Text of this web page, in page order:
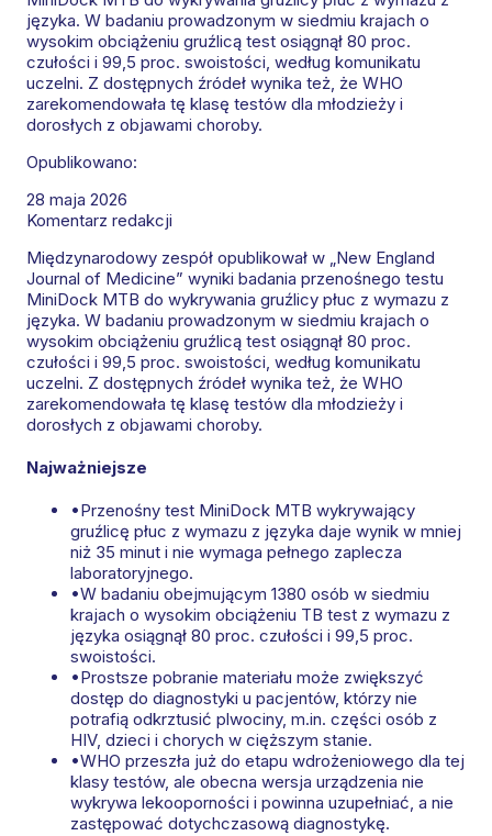
języka. W badaniu prowadzonym w siedmiu krajach o
wysokim obciążeniu gruźlicą test osiągnął 80 proc.
czułości i 99,5 proc. swoistości, według komunikatu
uczelni. Z dostępnych źródeł wynika też, że WHO
zarekomendowała tę klasę testów dla młodzieży i
dorosłych z objawami choroby.
Opublikowano:
28 maja 2026
Komentarz redakcji
Międzynarodowy zespół opublikował w „New England
Journal of Medicine” wyniki badania przenośnego testu
MiniDock MTB do wykrywania gruźlicy płuc z wymazu z
języka. W badaniu prowadzonym w siedmiu krajach o
wysokim obciążeniu gruźlicą test osiągnął 80 proc.
czułości i 99,5 proc. swoistości, według komunikatu
uczelni. Z dostępnych źródeł wynika też, że WHO
zarekomendowała tę klasę testów dla młodzieży i
dorosłych z objawami choroby.
Najważniejsze
•Przenośny test MiniDock MTB wykrywający
gruźlicę płuc z wymazu z języka daje wynik w mniej
niż 35 minut i nie wymaga pełnego zaplecza
laboratoryjnego.
•W badaniu obejmującym 1380 osób w siedmiu
krajach o wysokim obciążeniu TB test z wymazu z
języka osiągnął 80 proc. czułości i 99,5 proc.
swoistości.
•Prostsze pobranie materiału może zwiększyć
dostęp do diagnostyki u pacjentów, którzy nie
potrafią odkrztusić plwociny, m.in. części osób z
HIV, dzieci i chorych w cięższym stanie.
•WHO przeszła już do etapu wdrożeniowego dla tej
klasy testów, ale obecna wersja urządzenia nie
wykrywa lekooporności i powinna uzupełniać, a nie
zastępować dotychczasową diagnostykę.